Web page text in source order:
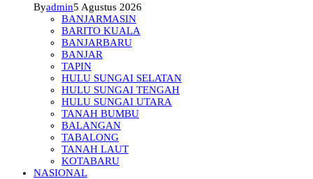
Byadmin5 Agustus 2026
BANJARMASIN
BARITO KUALA
BANJARBARU
BANJAR
TAPIN
HULU SUNGAI SELATAN
HULU SUNGAI TENGAH
HULU SUNGAI UTARA
TANAH BUMBU
BALANGAN
TABALONG
TANAH LAUT
KOTABARU
NASIONAL